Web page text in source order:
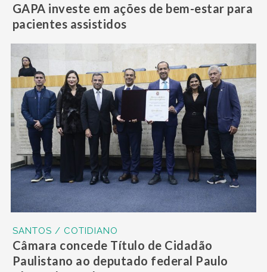
GAPA investe em ações de bem-estar para
pacientes assistidos
SANTOS / COTIDIANO
Câmara concede Título de Cidadão
Paulistano ao deputado federal Paulo